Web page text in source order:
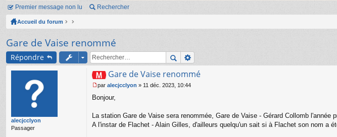
ac
co
ci
s
Premier message non lu Rechercher
Accueil du forum
Gare de Vaise renommé
Répondre
alecjcclyon
Passager
Gare de Vaise renommé
e
s
a
g
par alecjcclyon » 11 déc. 2023, 10:44
Bonjour,
La station Gare de Vaise sera renommée, Gare de Vaise - Gérard Collomb l'année
A l'instar de Flachet - Alain Gilles, d'ailleurs quelqu'un sait si à Flachet son nom a